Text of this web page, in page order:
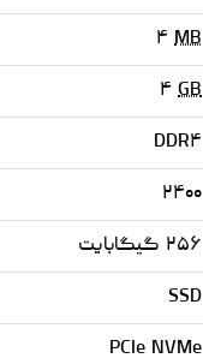
۴ MB
۴ GB
DDR۴
۲۴۰۰
۲۵۶ گیگابایت
SSD
PCIe NVMe